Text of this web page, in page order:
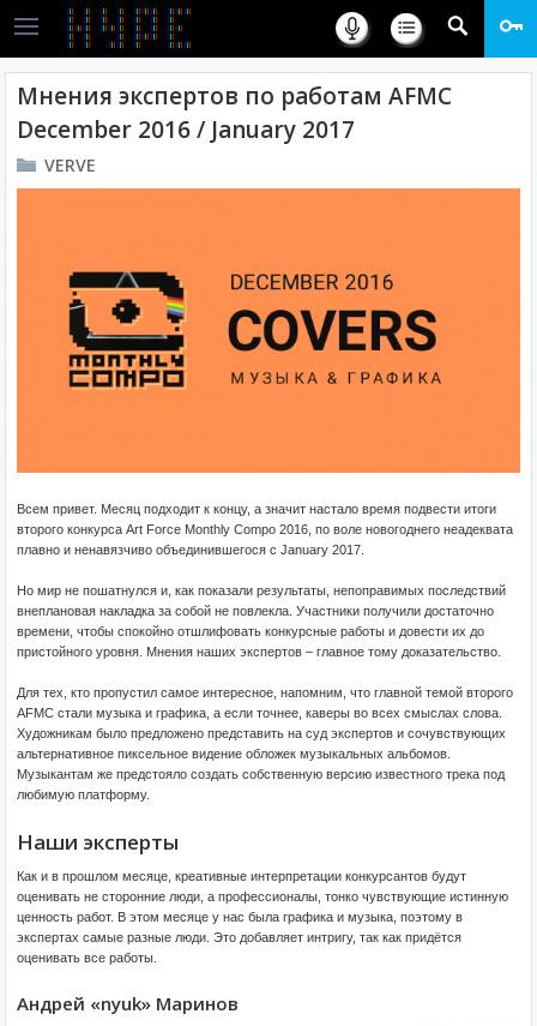
Мнения экспертов по работам AFMC
December 2016 / January 2017
VERVE
Всем привет. Месяц подходит к концу, а значит настало время подвести итоги
второго конкурса Art Force Monthly Compo 2016, по воле новогоднего неадеквата
плавно и ненавязчиво объединившегося с January 2017.
Но мир не пошатнулся и, как показали результаты, непоправимых последствий
внеплановая накладка за собой не повлекла. Участники получили достаточно
времени, чтобы спокойно отшлифовать конкурсные работы и довести их до
пристойного уровня. Мнения наших экспертов – главное тому доказательство.
Для тех, кто пропустил самое интересное, напомним, что главной темой второго
AFMC стали музыка и графика, а если точнее, каверы во всех смыслах слова.
Художникам было предложено представить на суд экспертов и сочувствующих
альтернативное пиксельное видение обложек музыкальных альбомов.
Музыкантам же предстояло создать собственную версию известного трека под
любимую платформу.
Наши эксперты
Как и в прошлом месяце, креативные интерпретации конкурсантов будут
оценивать не сторонние люди, а профессионалы, тонко чувствующие истинную
ценность работ. В этом месяце у нас была графика и музыка, поэтому в
экспертах самые разные люди. Это добавляет интригу, так как придётся
оценивать все работы.
Андрей «nyuk» Маринов